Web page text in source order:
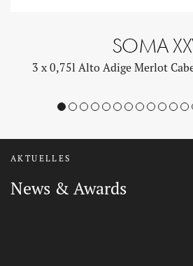
SOMA
3 x 0,75l Alto Adige Merlot
1 2 3 4 5 6 7 8 9 101112
AKTUELLES
News & Awards